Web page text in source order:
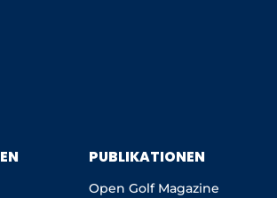
PUBLIKATIONEN
Open Golf Magazine